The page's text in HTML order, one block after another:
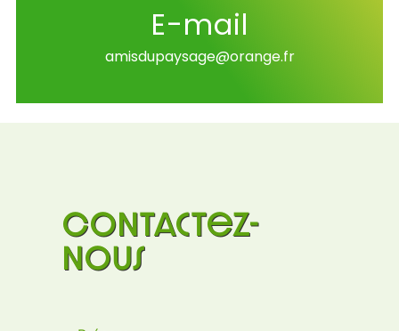
E-mail
amisdupaysage@orange.fr
Contactez-
nous